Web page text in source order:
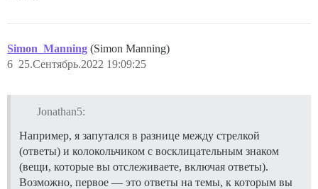
Simon_Manning (Simon Manning)
25.Сентябрь.2022 19:09:25
6
Jonathan5:
Например, я запутался в разнице между стрелкой
(ответы) и колокольчиком с восклицательным знаком
(вещи, которые вы отслеживаете, включая ответы).
Возможно, первое — это ответы на темы, к которым вы